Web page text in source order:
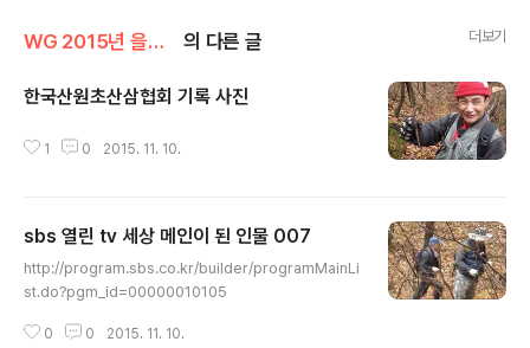
WG 2015년 을미년 기록 의 다른 글 더보기
한국산원초산삼협회 기록 사진
1 0 2015. 11. 10.
sbs 열린 tv 세상 메인이 된 인물 007
http://program.sbs.co.kr/builder/programMainLi
st.do?pgm_id=00000010105
0 0 2015. 11. 10.